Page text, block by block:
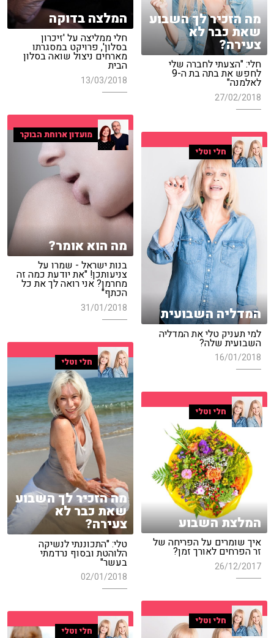
המלצה בדוקה
חלי ממליצה על 'זיכרון
בסלון', פרויקט במסגרתו
מארחים ניצול שואה בסלון
הבית
13/03/2018
מה הזכיר לך השבוע
שאת כבר לא
צעירה?
חלי: "הצעתי לחברה שלי
לחפש את בתה בת ה-9
לאלמנה"
27/02/2018
מועדון ארוחת הבוקר
מה הוא אומר?
בנות ישראל - שמרו על
צניעותכן! "את יודעת כמה זה
מחרמן? אני רואה לך את כל
הכתף"
31/01/2018
חלי וטלי
המדליה השבועית
למי תעניק טלי את המדליה
השבועית שלה?
16/01/2018 חלי וטלי
מה הזכיר לך השבוע
שאת כבר לא
צעירה?
טלי: "התכוננתי לנשיקה
הלוהטת ובסוף נרדמתי
בעשר"
02/01/2018
חלי וטלי
המלצת השבוע
איך שומרים על הפריחה של
זר הפרחים לאורך זמן?
26/12/2017
חלי וטלי
חלי וטלי